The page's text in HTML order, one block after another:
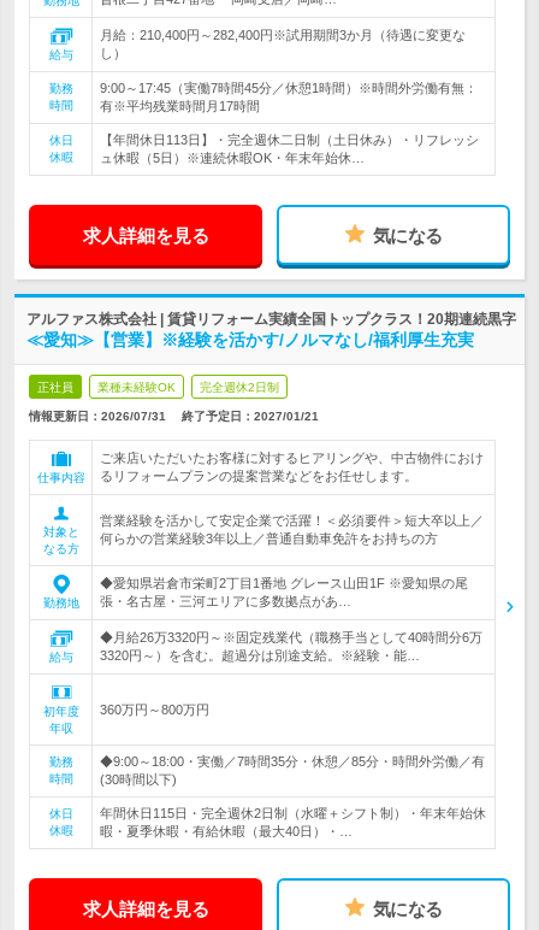
給与
月給：210,400円～282,400円※試用期間3か月（待遇に変更な
し）
勤務
時間
9:00～17:45（実働7時間45分／休憩1時間）※時間外労働有無：
有※平均残業時間月17時間
休日
休暇
【年間休日113日】・完全週休二日制（土日休み）・リフレッシ
ュ休暇（5日）※連続休暇OK・年末年始休…
求人詳細を見る 気になる
アルファス株式会社 | 賃貸リフォーム実績全国トップクラス！20期連続黒字
≪愛知≫【営業】※経験を活かす/ノルマなし/福利厚生充実
正社員 業種未経験OK 完全週休2日制
情報更新日：2026/07/31 終了予定日： 2027/01/21
仕事内容
ご来店いただいたお客様に対するヒアリングや、中古物件におけ
るリフォームプランの提案営業などをお任せします。
対象と
なる方
営業経験を活かして安定企業で活躍！＜必須要件＞短大卒以上／
何らかの営業経験3年以上／普通自動車免許をお持ちの方
勤務地
◆愛知県岩倉市栄町2丁目1番地 グレース山田1F ※愛知県の尾
張・名古屋・三河エリアに多数拠点があ…
給与
◆月給26万3320円～※固定残業代（職務手当として40時間分6万
3320円～）を含む。超過分は別途支給。※経験・能…
初年度
年収
360万円～800万円
勤務
時間
◆9:00～18:00・実働／7時間35分・休憩／85分・時間外労働／有
(30時間以下)
休日
休暇
年間休日115日・完全週休2日制（水曜＋シフト制）・年末年始休
暇・夏季休暇・有給休暇（最大40日）・…
求人詳細を見る 気になる